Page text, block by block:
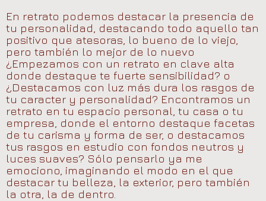
En retrato podemos destacar la presencia de
tu personalidad, destacando todo aquello tan
positivo que atesoras, lo bueno de lo viejo,
pero también lo mejor de lo nuevo
¿Empezamos con un retrato en clave alta
donde destaque te fuerte sensibilidad? o
¿Destacamos con luz más dura los rasgos de
tu caracter y personalidad? Encontramos un
retrato en tu espacio personal, tu casa o tu
empresa, donde el entorno destaque facetas
de tu carisma y forma de ser, o destacamos
tus rasgos en estudio con fondos neutros y
luces suaves? Sólo pensarlo ya me
emociono, imaginando el modo en el que
destacar tu belleza, la exterior, pero también
la otra, la de dentro.